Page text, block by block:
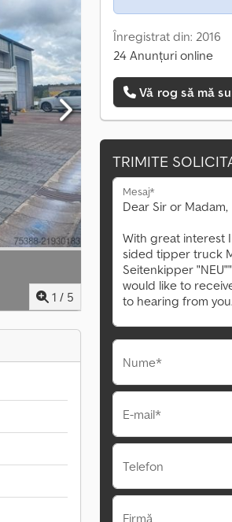
1 / 5
Înregistrat din: 2016
24 Anunțuri online
Vă rog să mă
TRIMITE
Mesaj*
Nume*
E-mail*
Telefon
Firmă